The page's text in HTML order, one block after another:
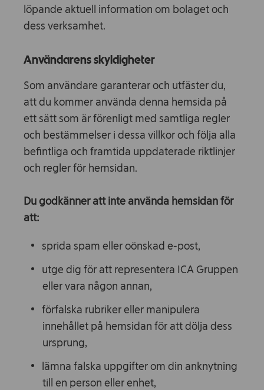
löpande aktuell information om bolaget och
dess verksamhet.
Användarens skyldigheter
Som användare garanterar och utfäster du,
att du kommer använda denna hemsida på
ett sätt som är förenligt med samtliga regler
och bestämmelser i dessa villkor och följa alla
befintliga och framtida uppdaterade riktlinjer
och regler för hemsidan.
Du godkänner att inte använda hemsidan för
att:
sprida spam eller oönskad e-post,
utge dig för att representera ICA Gruppen
eller vara någon annan,
förfalska rubriker eller manipulera
innehållet på hemsidan för att dölja dess
ursprung,
lämna falska uppgifter om din anknytning
till en person eller enhet,